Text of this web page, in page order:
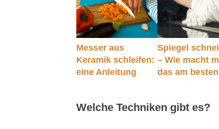
Messer aus
Keramik schleifen:
eine Anleitung
Spiegel
– Wie macht
das am
Welche Techniken gibt es?